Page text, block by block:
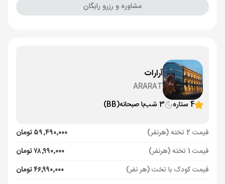
مشاوره و رزرو رایگان
آرارات
ARARAT
4 ستاره
3 شب با صبحانه(BB)
قیمت 2 تخته (هرنفر)
۵۹٬۴۹۰٬۰۰۰ تومان
قیمت 1 تخته (هرنفر)
۷۸٬۹۹۰٬۰۰۰ تومان
قیمت کودک با تخت (هر نفر)
۴۶٬۹۹۰٬۰۰۰ تومان